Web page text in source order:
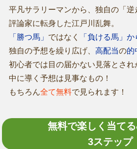
平凡サラリーマンから、独自の「
評論家に転身した江戸川乱舞。
「勝つ馬」 ではなく 「負ける馬」
独自の予想を繰り広げ、 高配当の的
初心者では目の届かない見落とさ
中に導く予想は見事なもの！
もちろん全て無料で見られます！
無料で楽しく当て
3ステップ